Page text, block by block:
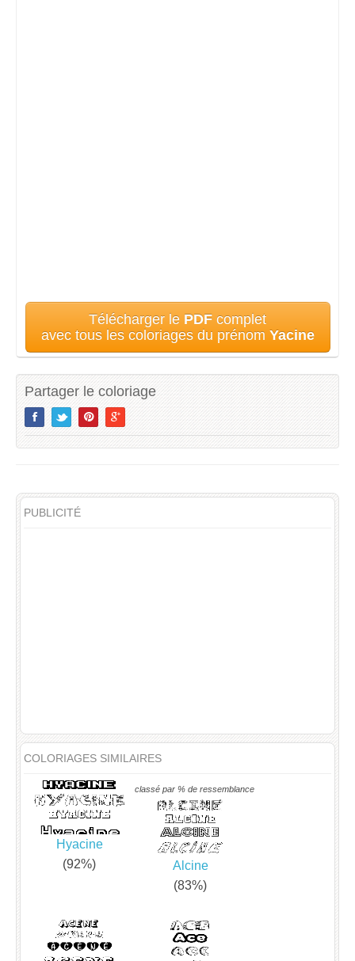
Télécharger le PDF complet
avec tous les coloriages du prénom Yacine
Partager le coloriage
PUBLICITÉ
COLORIAGES SIMILAIRES
classé par % de ressemblance
Hyacine
(92%)
Alcine
(83%)